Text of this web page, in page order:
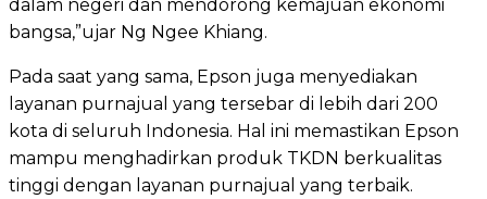
dalam negeri dan mendorong kemajuan ekonomi
bangsa,”ujar Ng Ngee Khiang.
Pada saat yang sama, Epson juga menyediakan
layanan purnajual yang tersebar di lebih dari 200
kota di seluruh Indonesia. Hal ini memastikan Epson
mampu menghadirkan produk TKDN berkualitas
tinggi dengan layanan purnajual yang terbaik.